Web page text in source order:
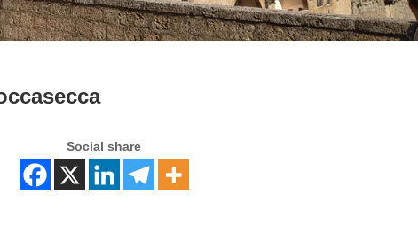
Social share